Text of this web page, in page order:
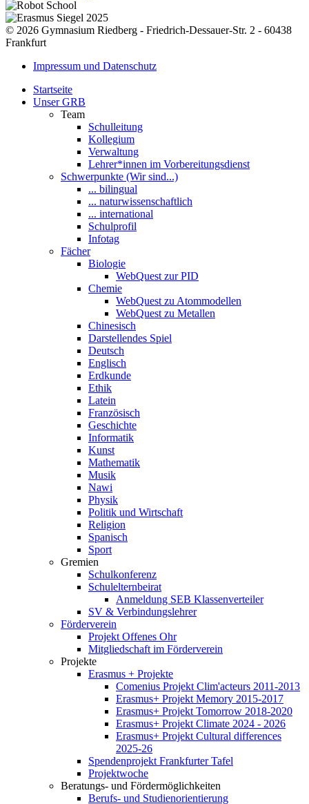
© 2026 Gymnasium Riedberg - Friedrich-Dessauer-Str. 2 - 60438
Frankfurt
Impressum und Datenschutz
Startseite
Unser GRB
Team
Schulleitung
Kollegium
Verwaltung
Lehrer*innen im Vorbereitungsdienst
Schwerpunkte (Wir sind...)
... bilingual
... naturwissenschaftlich
... international
Schulprofil
Infotag
Fächer
Biologie
WebQuest zur PID
Chemie
WebQuest zu Atommodellen
WebQuest zu Metallen
Chinesisch
Darstellendes Spiel
Deutsch
Englisch
Erdkunde
Ethik
Latein
Französisch
Geschichte
Informatik
Kunst
Mathematik
Musik
Nawi
Physik
Politik und Wirtschaft
Religion
Spanisch
Sport
Gremien
Schulkonferenz
Schulelternbeirat
Anmeldung SEB Klassenverteiler
SV & Verbindungslehrer
Förderverein
Projekt Offenes Ohr
Mitgliedschaft im Förderverein
Projekte
Erasmus + Projekte
Comenius Projekt Clim'acteurs 2011-2013
Erasmus+ Projekt Memory 2015-2017
Erasmus+ Projekt Tomorrow 2018-2020
Erasmus+ Projekt Climate 2024 - 2026
Erasmus+ Projekt Cultural differences
2025-26
Spendenprojekt Frankfurter Tafel
Projektwoche
Beratungs- und Fördermöglichkeiten
Berufs- und Studienorientierung